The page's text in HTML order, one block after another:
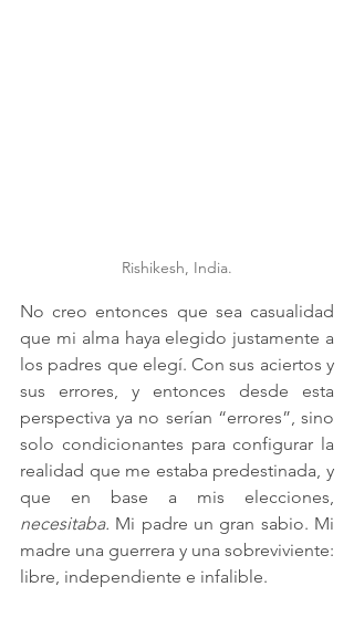
Rishikesh, India.
No creo entonces que sea casualidad
que mi alma haya elegido justamente a
los padres que elegí. Con sus aciertos y
sus errores, y entonces desde esta
perspectiva ya no serían “errores”, sino
solo condicionantes para configurar la
realidad que me estaba predestinada, y
necesitaba. Mi padre un gran sabio. Mi
madre una guerrera y una sobreviviente:
libre, independiente e infalible.